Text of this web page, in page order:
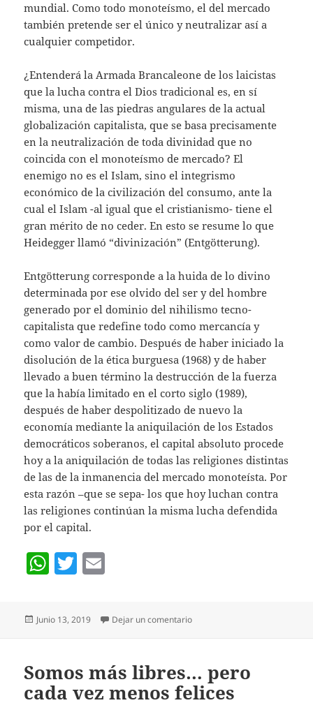
mundial. Como todo monoteísmo, el del mercado
también pretende ser el único y neutralizar así a
cualquier competidor.
¿Entenderá la Armada Brancaleone de los laicistas
que la lucha contra el Dios tradicional es, en sí
misma, una de las piedras angulares de la actual
globalización capitalista, que se basa precisamente
en la neutralización de toda divinidad que no
coincida con el monoteísmo de mercado? El
enemigo no es el Islam, sino el integrismo
económico de la civilización del consumo, ante la
cual el Islam -al igual que el cristianismo- tiene el
gran mérito de no ceder. En esto se resume lo que
Heidegger llamó “divinización” (Entgötterung).
Entgötterung corresponde a la huida de lo divino
determinada por ese olvido del ser y del hombre
generado por el dominio del nihilismo tecno-
capitalista que redefine todo como mercancía y
como valor de cambio. Después de haber iniciado la
disolución de la ética burguesa (1968) y de haber
llevado a buen término la destrucción de la fuerza
que la había limitado en el corto siglo (1989),
después de haber despolitizado de nuevo la
economía mediante la aniquilación de los Estados
democráticos soberanos, el capital absoluto procede
hoy a la aniquilación de todas las religiones distintas
de las de la inmanencia del mercado monoteísta. Por
esta razón –que se sepa- los que hoy luchan contra
las religiones continúan la misma lucha defendida
por el capital.
W
s
p
p
T
er l
Publicado
Junio 13, 2019 Dejar un comentarioen LAS RELIGIONES COMO
Somos más libres… pero
cada vez menos felices